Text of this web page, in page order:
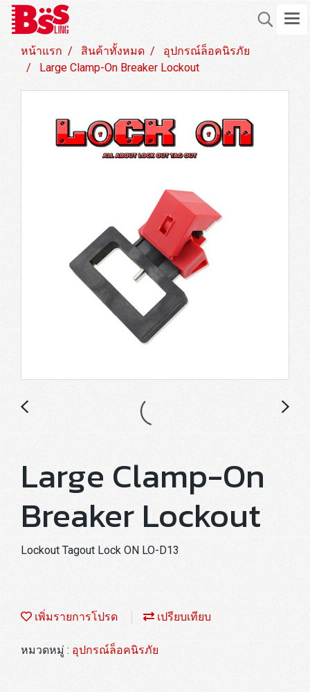
หน้าแรก สินค้าทั้งหมด
อุปกรณ์ล็อคนิรภัย
Large Clamp-On Breaker Lockout
Large Clamp-On
Breaker Lockout
Lockout Tagout Lock ON LO-D13
เพิ่มรายการโปรด เปรียบเทียบ
หมวดหมู่ : อุปกรณ์ล็อคนิรภัย